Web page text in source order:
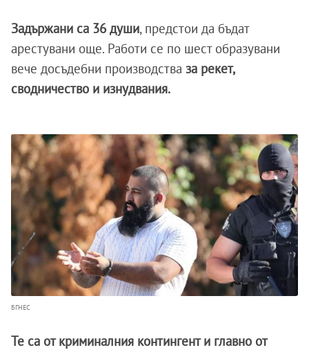
Задържани са 36 души, предстои да бъдат
арестувани още. Работи се по шест образувани
вече досъдебни производства за рекет,
сводничество и изнудвания.
БГНЕС
Те са от криминалния контингент и главно от